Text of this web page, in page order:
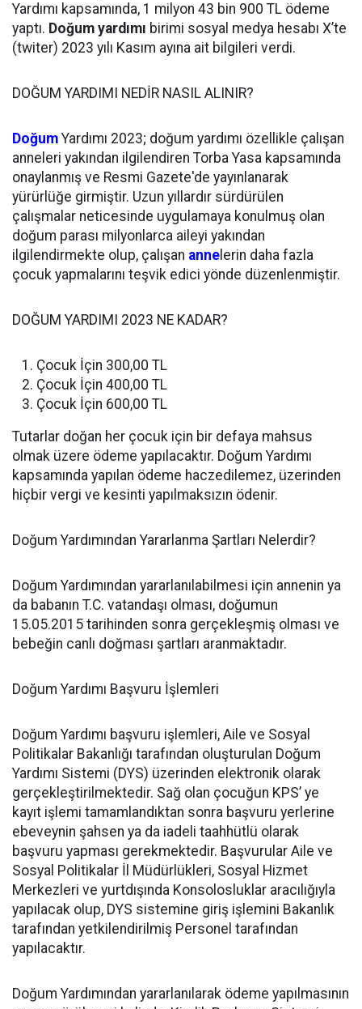
Yardımı kapsamında, 1 milyon 43 bin 900 TL ödeme
yaptı. Doğum yardımı birimi sosyal medya hesabı X’te
(twiter) 2023 yılı Kasım ayına ait bilgileri verdi.
DOĞUM YARDIMI NEDİR NASIL ALINIR?
Doğum Yardımı 2023; doğum yardımı özellikle çalışan
anneleri yakından ilgilendiren Torba Yasa kapsamında
onaylanmış ve Resmi Gazete'de yayınlanarak
yürürlüğe girmiştir. Uzun yıllardır sürdürülen
çalışmalar neticesinde uygulamaya konulmuş olan
doğum parası milyonlarca aileyi yakından
ilgilendirmekte olup, çalışan anne lerin daha fazla
çocuk yapmalarını teşvik edici yönde düzenlenmiştir.
DOĞUM YARDIMI 2023 NE KADAR?
Çocuk İçin 300,00 TL
Çocuk İçin 400,00 TL
Çocuk İçin 600,00 TL
Tutarlar doğan her çocuk için bir defaya mahsus
olmak üzere ödeme yapılacaktır. Doğum Yardımı
kapsamında yapılan ödeme haczedilemez, üzerinden
hiçbir vergi ve kesinti yapılmaksızın ödenir.
Doğum Yardımından Yararlanma Şartları Nelerdir?
Doğum Yardımından yararlanılabilmesi için annenin ya
da babanın T.C. vatandaşı olması, doğumun
15.05.2015 tarihinden sonra gerçekleşmiş olması ve
bebeğin canlı doğması şartları aranmaktadır.
Doğum Yardımı Başvuru İşlemleri
Doğum Yardımı başvuru işlemleri, Aile ve Sosyal
Politikalar Bakanlığı tarafından oluşturulan Doğum
Yardımı Sistemi (DYS) üzerinden elektronik olarak
gerçekleştirilmektedir. Sağ olan çocuğun KPS’ ye
kayıt işlemi tamamlandıktan sonra başvuru yerlerine
ebeveynin şahsen ya da iadeli taahhütlü olarak
başvuru yapması gerekmektedir. Başvurular Aile ve
Sosyal Politikalar İl Müdürlükleri, Sosyal Hizmet
Merkezleri ve yurtdışında Konsolosluklar aracılığıyla
yapılacak olup, DYS sistemine giriş işlemini Bakanlık
tarafından yetkilendirilmiş Personel tarafından
yapılacaktır.
Doğum Yardımından yararlanılarak ödeme yapılmasının